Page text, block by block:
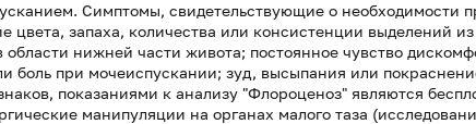
Симптомы, свидетельствующие о необходимости
цвета, запаха, количества или консистенции выделений
нижней части живота; постоянное чувство
боль при мочеиспускании; зуд, высыпания или
показаниями к анализу "Флороценоз" являются
манипуляции на органах малого таза